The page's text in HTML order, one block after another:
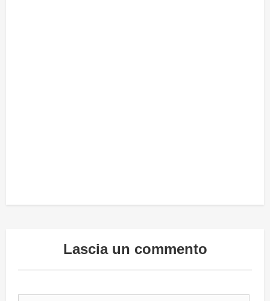
Lascia un commento